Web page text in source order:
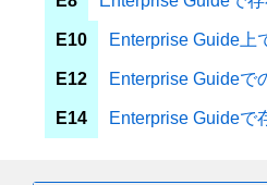
E10 Enterprise Guide上
E12 Enterprise Guideで
E14 Enterprise Guideで